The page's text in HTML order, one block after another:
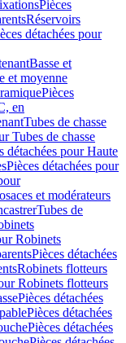
Pièces
Réservoirs
détachées pour
Basse et
et moyenne
Pièces
en
Tubes de chasse
Tubes de chasse
détachées pour Haute
Pièces détachées pour
et modérateurs
Tubes de
Robinets
Pièces détachées
Robinets flotteurs
Robinets flotteurs
Pièces détachées
Pièces détachées
Pièces détachées